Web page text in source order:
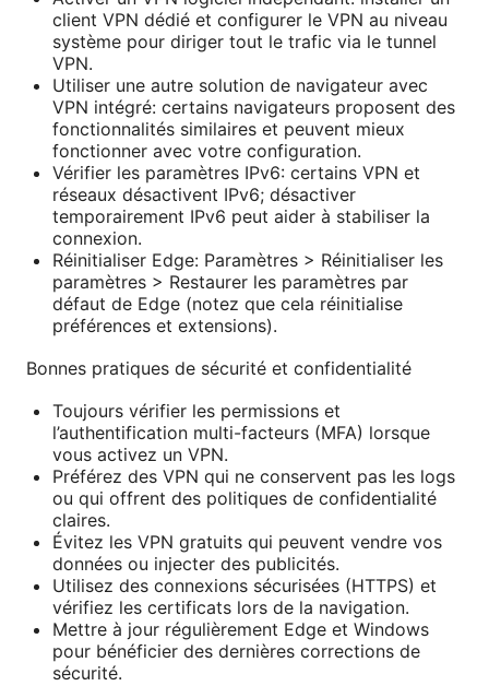
client VPN dédié et configurer le VPN au niveau
système pour diriger tout le trafic via le tunnel
VPN.
Utiliser une autre solution de navigateur avec
VPN intégré: certains navigateurs proposent des
fonctionnalités similaires et peuvent mieux
fonctionner avec votre configuration.
Vérifier les paramètres IPv6: certains VPN et
réseaux désactivent IPv6; désactiver
temporairement IPv6 peut aider à stabiliser la
connexion.
Réinitialiser Edge: Paramètres > Réinitialiser les
paramètres > Restaurer les paramètres par
défaut de Edge (notez que cela réinitialise
préférences et extensions).
Bonnes pratiques de sécurité et confidentialité
Toujours vérifier les permissions et
l’authentification multi-facteurs (MFA) lorsque
vous activez un VPN.
Préférez des VPN qui ne conservent pas les logs
ou qui offrent des politiques de confidentialité
claires.
Évitez les VPN gratuits qui peuvent vendre vos
données ou injecter des publicités.
Utilisez des connexions sécurisées (HTTPS) et
vérifiez les certificats lors de la navigation.
Mettre à jour régulièrement Edge et Windows
pour bénéficier des dernières corrections de
sécurité.